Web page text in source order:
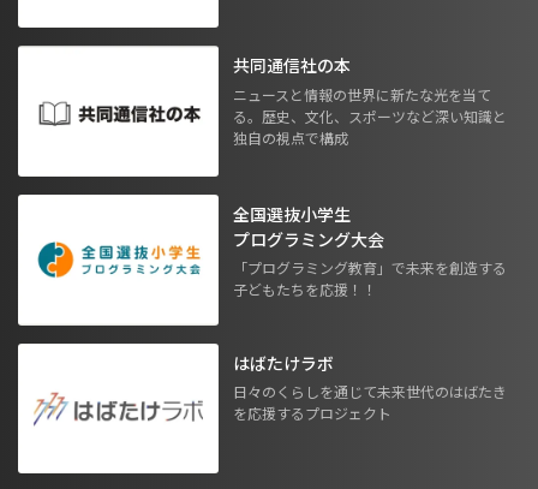
共同通信社の本
ニュースと情報の世界に新たな光を当て
る。歴史、文化、スポーツなど深い知識と
独自の視点で構成
全国選抜小学生
プログラミング大会
「プログラミング教育」で未来を創造する
子どもたちを応援！！
はばたけラボ
日々のくらしを通じて未来世代のはばたき
を応援するプロジェクト